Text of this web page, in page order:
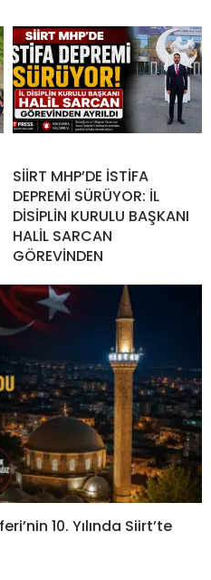
SİİRT MHP’DE İSTİFA
DEPREMİ SÜRÜYOR: İL
DİSİPLİN KURULU BAŞKANI
HALİL SARCAN
GÖREVİNDEN
10. Yılında Siirt’te